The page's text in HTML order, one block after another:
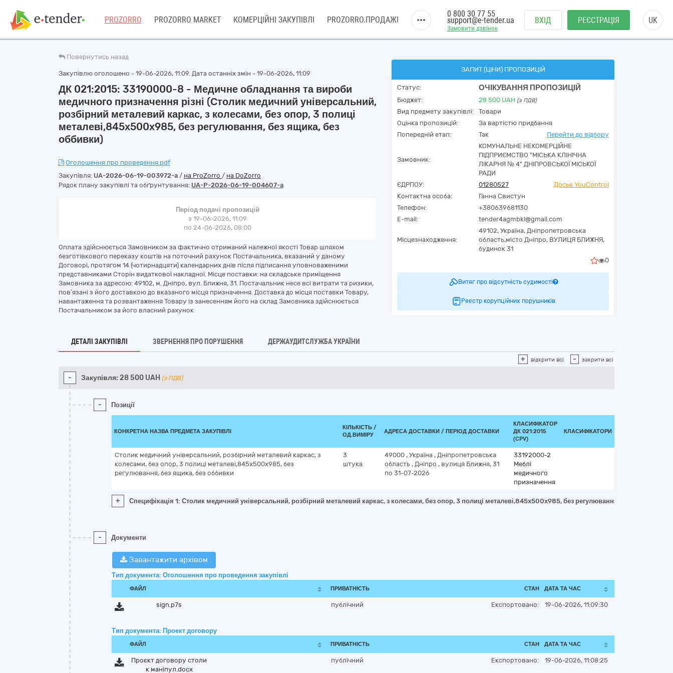
PROZORRO PROZORRO MARKET КОМЕРЦІЙНІ ЗАКУПІВЛІ PROZORRO.ПРОДАЖІ
Замовити дзвінок
0 800 30 77 55
support@e-tender.ua ВХІД РЕЄСТРАЦІЯ UK
Повернутись назад
Закупівлю оголошено - 19-06-2026, 11:09. Дата останніх змін - 19-06-2026, 11:09
ДК 021:2015: 33190000-8 - Медичне обладнання та вироби
медичного призначення різні (Столик медичний універсальний,
розбірний металевий каркас, з колесами, без опор, 3 полиці
металеві,845х500х985, без регулювання, без ящика, без
оббивки)
Оголошення про проведення.pdf
Закупівля: UA-2026-06-19-003972-a / на ProZorro / на DoZorro
Рядок плану закупівлі та обґрунтування: UA-P-2026-06-19-004607-a
Період подачі пропозицій
з 19-06-2026, 11:09
по 24-06-2026, 08:00
Оплата здійснюється Замовником за фактично отриманий належної якості Товар шляхом
безготівкового переказу коштів на поточний рахунок Постачальника, вказаний у даному
Договорі, протягом 14 (чотирнадцяти) календарних днів після підписання уповноваженими
представниками Сторін видаткової накладної. Місце поставки: на складське приміщення
Замовника за адресою: 49102, м. Дніпро, вул. Ближня, 31. Постачальник несе всі витрати та ризики,
пов’язані з його доставкою до вказаного місця призначення. Доставка до місця поставки Товару,
навантаження та розвантаження Товару із занесенням його на склад Замовника здійснюється
Постачальником за його власний рахунок
ЗАПИТ (ЦІНИ) ПРОПОЗИЦІЙ
Статус: ОЧІКУВАННЯ ПРОПОЗИЦІЙ
Бюджет: 28 500 UAH (з ПДВ)
Вид предмету закупівлі:
Товари
Оцінка пропозицій:
За вартістю придбання
Попередній етап:
Так Перейти до відбору
Замовник:
КОМУНАЛЬНЕ НЕКОМЕРЦІЙНЕ
ПІДПРИЄМСТВО "МІСЬКА КЛІНІЧНА
ЛІКАРНЯ № 4" ДНІПРОВСЬКОЇ МІСЬКОЇ
РАДИ
ЄДРПОУ:
01280527
Досьє YouControl
Контактна особа:
Ганна Свистун
Телефон:
+380639681130
E-mail:
tender4agmbkl@gmail.com
Місцезнаходження:
49102, Україна, Дніпропетровська
область,місто Дніпро, ВУЛИЦЯ БЛИЖНЯ,
будинок 31
0
Витяг про відсутність судимості
Реєстр корупційних порушників
ДЕТАЛІ ЗАКУПІВЛІ ЗВЕРНЕННЯ ПРО ПОРУШЕННЯ ДЕРЖАУДИТСЛУЖБА УКРАЇНИ
+ відкрити всі - закрити всі
- Закупівля: 28 500 UAH (з ПДВ)
- Позиції
КОНКРЕТНА НАЗВА ПРЕДМЕТА ЗАКУПІВЛІ
КІЛЬКІСТЬ /
ОД.ВИМІРУ
АДРЕСА ДОСТАВКИ / ПЕРІОД ДОСТАВКИ
КЛАСИФІКАТОР
ДК 021:2015
(CPV)
КЛАСИФІКАТОРИ
Столик медичний універсальний, розбірний металевий каркас, з
колесами, без опор, 3 полиці металеві,845х500х985, без
регулювання, без ящика, без оббивки
3
штука
49000 , Україна , Дніпропетровська
область , Дніпро , вулиця Ближня, 31
по 31-07-2026
33192000-2
Меблі
медичного
призначення
+ Специфікація 1: Столик медичний універсальний, розбірний металевий каркас, з колесами, без опор, 3 полиці металеві,845х500х985, без регулювання, без ящика, без
- Документи
Завантажити архівом
Тип документа: Оголошення про проведення закупівлі
ФАЙЛ ПРИВАТНІСТЬ СТАН ДАТА ТА ЧАС
sign.p7s публічний Експортовано: 19-06-2026, 11:09:30
Тип документа: Проект договору
ФАЙЛ ПРИВАТНІСТЬ СТАН ДАТА ТА ЧАС
Проєкт договору столи
к маніпул.docx
публічний Експортовано: 19-06-2026, 11:08:25